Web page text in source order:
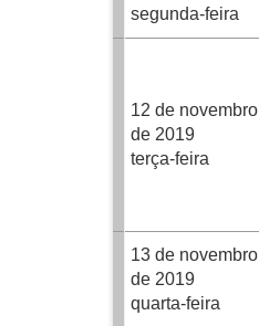
segunda-feira
12 de novembro
de 2019
terça-feira
13 de novembro
de 2019
quarta-feira